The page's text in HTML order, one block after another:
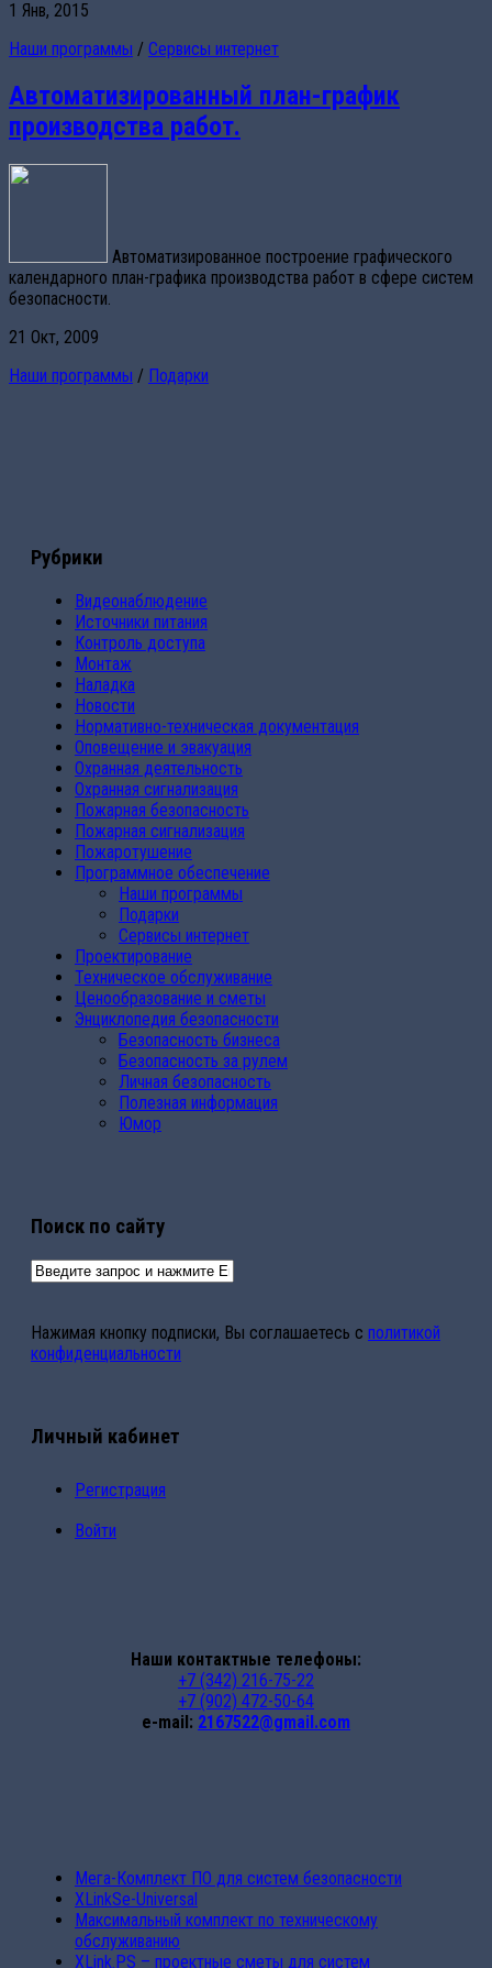
1 Янв, 2015
Наши программы / Сервисы интернет
Автоматизированный план-график
производства работ.
Автоматизированное построение графического
календарного план-графика производства работ в сфере систем
безопасности.
21 Окт, 2009
Наши программы / Подарки
Рубрики
Видеонаблюдение
Источники питания
Контроль доступа
Монтаж
Наладка
Новости
Нормативно-техническая документация
Оповещение и эвакуация
Охранная деятельность
Охранная сигнализация
Пожарная безопасность
Пожарная сигнализация
Пожаротушение
Программное обеспечение
Наши программы
Подарки
Сервисы интернет
Проектирование
Техническое обслуживание
Ценообразование и сметы
Энциклопедия безопасности
Безопасность бизнеса
Безопасность за рулем
Личная безопасность
Полезная информация
Юмор
Поиск по сайту
Нажимая кнопку подписки, Вы соглашаетесь с политикой
конфиденциальности
Личный кабинет
Регистрация
Войти
Наши контактные телефоны:
+7 (342) 216-75-22
+7 (902) 472-50-64
e-mail: 2167522@gmail.com
Мега-Комплект ПО для систем безопасности
XLinkSe-Universal
Максимальный комплект по техническому
обслуживанию
XLink.PS – проектные сметы для систем